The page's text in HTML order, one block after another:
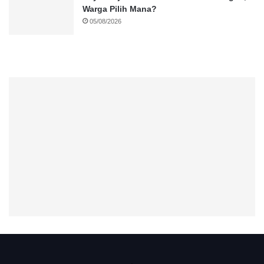
Warga Pilih Mana?
05/08/2026
.